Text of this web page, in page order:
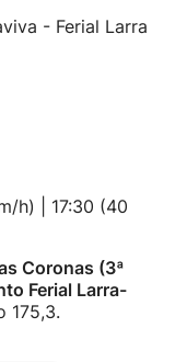
- Ferial Larra
h) | 17:30 (40
Coronas (3ª
Ferial Larra-
175,3.